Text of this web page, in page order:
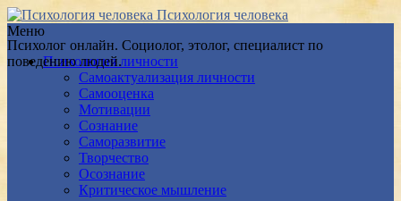
Психология человека
Психолог онлайн. Социолог, этолог, специалист по
поведению людей.
Меню
Психология личности
Самоактуализация личности
Самооценка
Мотивации
Сознание
Саморазвитие
Творчество
Осознание
Критическое мышление